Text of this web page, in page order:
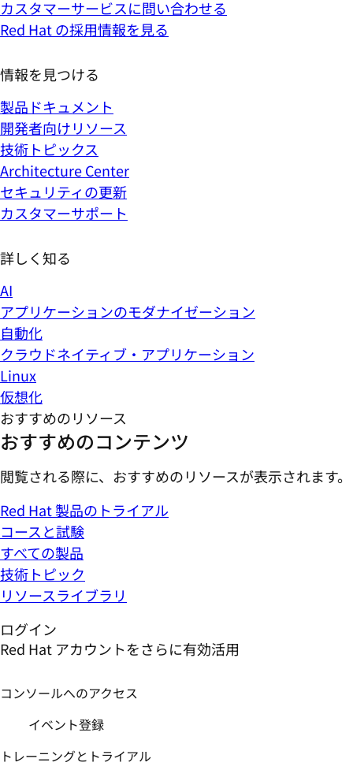
カスタマーサービスに問い合わせる
Red Hat の採用情報を見る
情報を見つける
製品ドキュメント
開発者向けリソース
技術トピックス
Architecture Center
セキュリティの更新
カスタマーサポート
詳しく知る
AI
アプリケーションのモダナイゼーション
自動化
クラウドネイティブ・アプリケーション
Linux
仮想化
おすすめのリソース
おすすめのコンテンツ
閲覧される際に、おすすめのリソースが表示されます。
Red Hat 製品のトライアル
コースと試験
すべての製品
技術トピック
リソースライブラリ
ログイン
Red Hat アカウントをさらに有効活用
コンソールへのアクセス
イベント登録
トレーニングとトライアル